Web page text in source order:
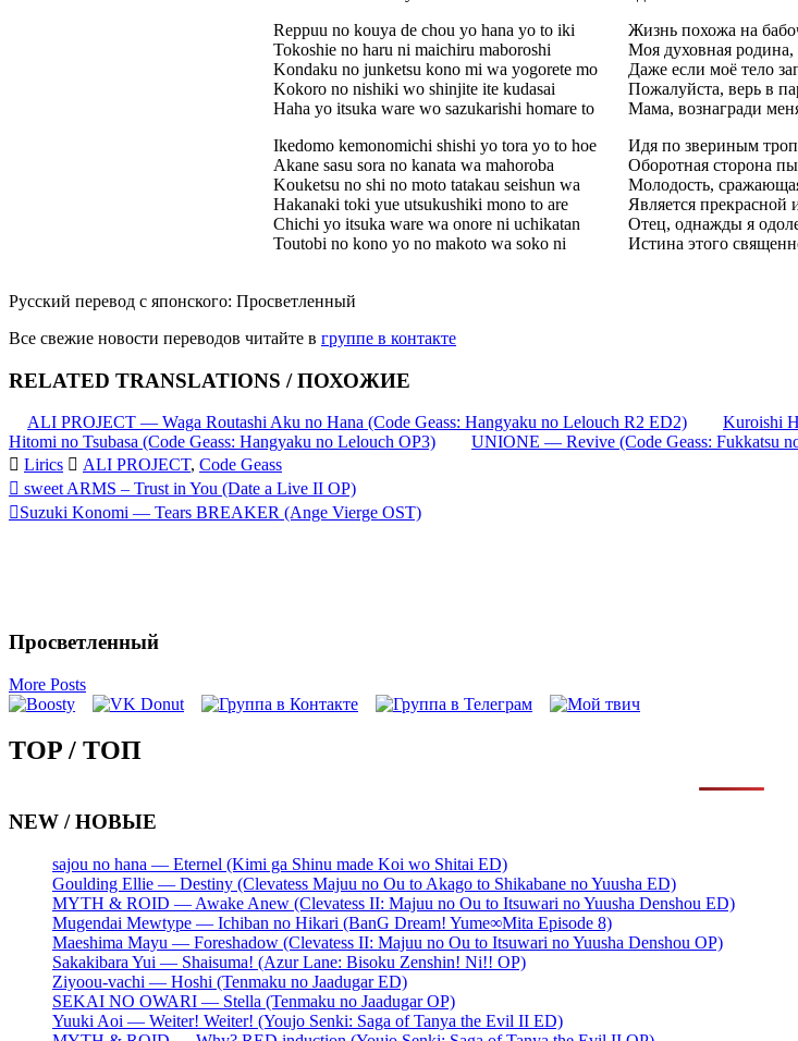
Reppuu no kouya de chou yo hana yo to iki
Tokoshie no haru ni maichiru maboroshi
Kondaku no junketsu kono mi wa yogorete mo
Kokoro no nishiki wo shinjite ite kudasai
Haha yo itsuka ware wo sazukarishi homare to
Ikedomo kemonomichi shishi yo tora yo to hoe
Akane sasu sora no kanata wa mahoroba
Kouketsu no shi no moto tatakau seishun wa
Hakanaki toki yue utsukushiki mono to are
Chichi yo itsuka ware wa onore ni uchikatan
Toutobi no kono yo no makoto wa soko ni
Жизнь похожа на
Моя духовная родина,
Даже если моё тело
Пожалуйста, верь в
Мама, вознагради
Идя по звериным
Оборотная сторона
Молодость,
Является прекрасной
Отец, однажды я
Истина этого
Русский перевод с японского: Просветленный
Все свежие новости переводов читайте в группе в контакте
RELATED TRANSLATIONS / ПОХОЖИЕ
ALI PROJECT — Waga Routashi Aku no Hana (Code Geass: Hangyaku no Lelouch R2 ED2) Kuroishi
Hitomi no Tsubasa (Code Geass: Hangyaku no Lelouch OP3)
UNIONE — Revive (Code Geass: Fukkatsu
Lirics
ALI PROJECT, Code Geass
Запись
навигация
sweet ARMS – Trust in You (Date a Live II OP)
Suzuki Konomi — Tears BREAKER (Ange Vierge OST)
Просветленный
More Posts
TOP / ТОП
NEW / НОВЫЕ
sajou no hana — Eternel (Kimi ga Shinu made Koi wo Shitai ED)
Goulding Ellie — Destiny (Clevatess Majuu no Ou to Akago to Shikabane no Yuusha ED)
MYTH & ROID — Awake Anew (Clevatess II: Majuu no Ou to Itsuwari no Yuusha Denshou ED)
Mugendai Mewtype — Ichiban no Hikari (BanG Dream! Yume∞Mita Episode 8)
Maeshima Mayu — Foreshadow (Clevatess II: Majuu no Ou to Itsuwari no Yuusha Denshou OP)
Sakakibara Yui — Shaisuma! (Azur Lane: Bisoku Zenshin! Ni!! OP)
Ziyoou-vachi — Hoshi (Tenmaku no Jaadugar ED)
SEKAI NO OWARI — Stella (Tenmaku no Jaadugar OP)
Yuuki Aoi — Weiter! Weiter! (Youjo Senki: Saga of Tanya the Evil II ED)